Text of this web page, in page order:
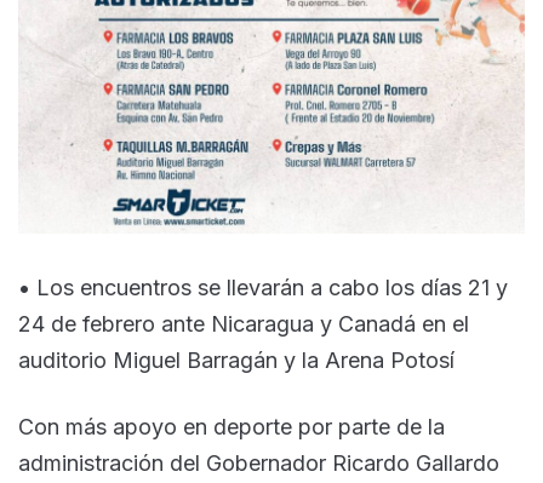
• Los encuentros se llevarán a cabo los días 21 y
24 de febrero ante Nicaragua y Canadá en el
auditorio Miguel Barragán y la Arena Potosí
Con más apoyo en deporte por parte de la
administración del Gobernador Ricardo Gallardo